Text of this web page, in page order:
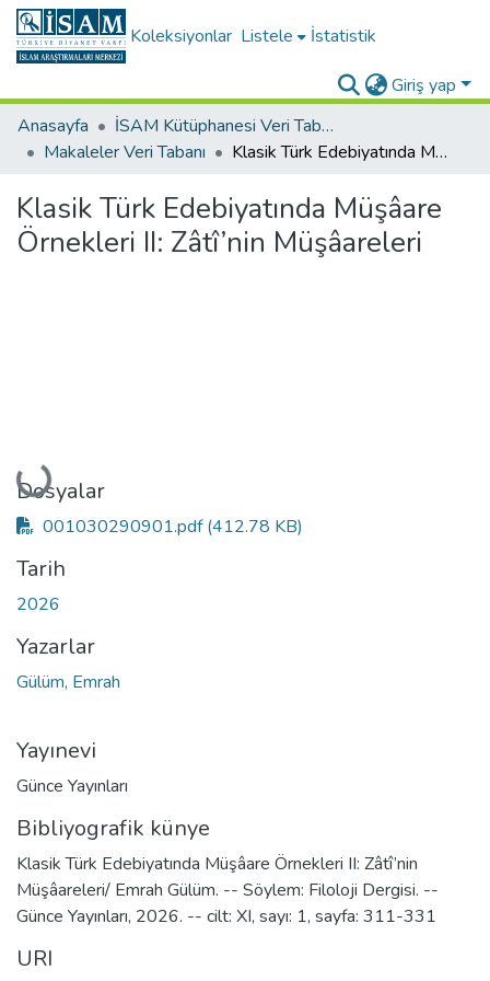
Koleksiyonlar Listele İstatistik
Giriş yap
Anasayfa
İSAM Kütüphanesi Veri Tabanları
Makaleler Veri Tabanı
Klasik Türk Edebiyatında Müşâare Örnekleri II: Zâtî’nin Müşâareleri
Klasik Türk Edebiyatında Müşâare
Örnekleri II: Zâtî’nin Müşâareleri
Yükleniyor...
Dosyalar
001030290901.pdf(412.78 KB)
Tarih
2026
Yazarlar
Gülüm, Emrah
Yayınevi
Günce Yayınları
Bibliyografik künye
Klasik Türk Edebiyatında Müşâare Örnekleri II: Zâtî’nin
Müşâareleri/ Emrah Gülüm. -- Söylem: Filoloji Dergisi. --
Günce Yayınları, 2026. -- cilt: XI, sayı: 1, sayfa: 311-331
URI